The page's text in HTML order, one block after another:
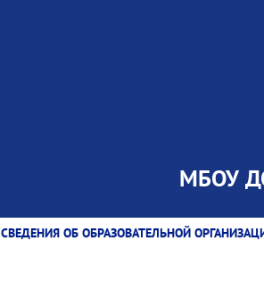
МБОУ
СВЕДЕНИЯ ОБ ОБРАЗОВАТЕЛЬНОЙ